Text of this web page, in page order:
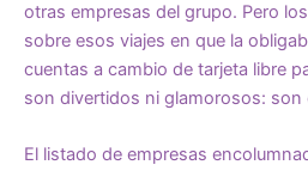
otras empresas del grupo. Pero
sobre esos viajes en que la
cuentas a cambio de tarjeta libre
son divertidos ni glamorosos: son
El listado de empresas